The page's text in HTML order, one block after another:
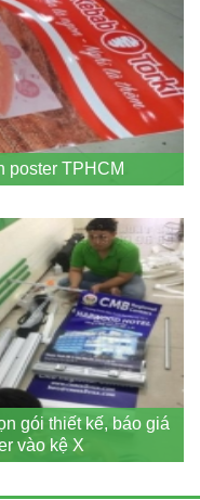
poster TPHCM
gói thiết kế, báo giá
vào kệ X